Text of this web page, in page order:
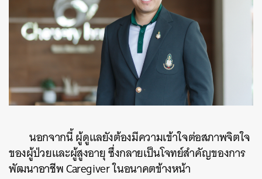
นอกจากนี้ ผู้ดูแลยังต้องมีความเข้าใจต่อสภาพจิตใจ
ของผู้ป่วยและผู้สูงอายุ ซึ่งกลายเป็นโจทย์สำคัญของการ
พัฒนาอาชีพ Caregiver ในอนาคตข้างหน้า